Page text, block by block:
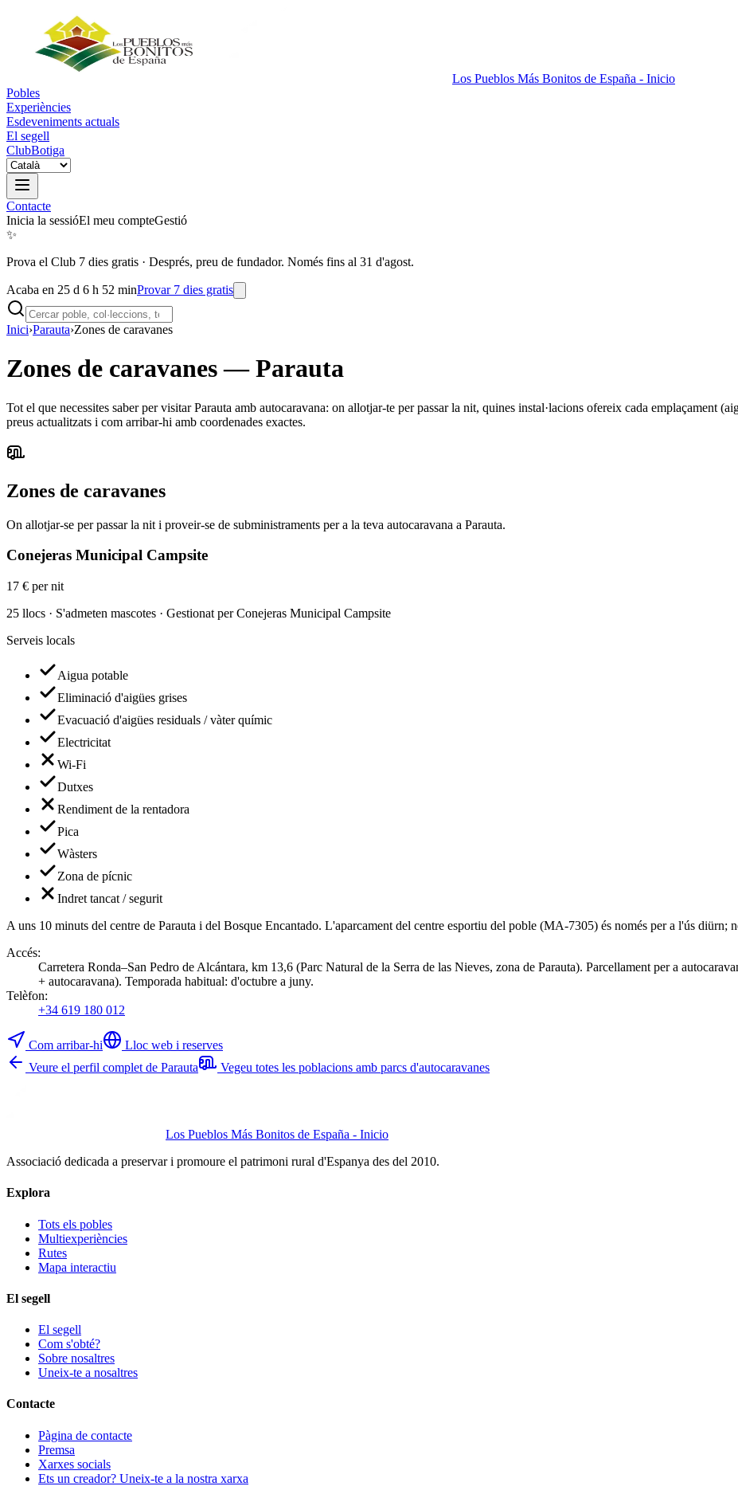
Los Pueblos Más Bonitos de España - Inicio
Pobles
Experiències
Esdeveniments actuals
El segell
ClubBotiga
Contacte
Inicia la sessióEl meu compteGestió
✨
Prova el Club 7 dies gratis · Després, preu de fundador. Només fins al 31 d'agost.
Acaba en 25 d 6 h 52 minProvar 7 dies gratis
Inici›Parauta›Zones de caravanes
Zones de caravanes—Parauta
Tot el que necessites saber per visitar Parauta amb autocaravana: on allotjar-te per passar la nit, quines instal·lacions ofereix cada emplaçament
preus actualitzats i com arribar-hi amb coordenades exactes.
Zones de caravanes
On allotjar-se per passar la nit i proveir-se de subministraments per a la teva autocaravana a Parauta.
Conejeras Municipal Campsite
17 € per nit
25 llocs · S'admeten mascotes · Gestionat per Conejeras Municipal Campsite
Serveis locals
Aigua potable
Eliminació d'aigües grises
Evacuació d'aigües residuals / vàter químic
Electricitat
Wi-Fi
Dutxes
Rendiment de la rentadora
Pica
Wàsters
Zona de pícnic
Indret tancat / segurit
A uns 10 minuts del centre de Parauta i del Bosque Encantado. L'aparcament del centre esportiu del poble (MA-7305) és només per a l'ús diürn;
Accés:
Carretera Ronda–San Pedro de Alcántara, km 13,6 (Parc Natural de la Serra de las Nieves, zona de Parauta). Parcellament per a
+ autocaravana). Temporada habitual: d'octubre a juny.
Telèfon:
+34 619 180 012
Com arribar-hi
Lloc web i reserves
Veure el perfil complet de Parauta
Vegeu totes les poblacions amb parcs d'autocaravanes
Los Pueblos Más Bonitos de España - Inicio
Associació dedicada a preservar i promoure el patrimoni rural d'Espanya des del 2010.
Explora
Tots els pobles
Multiexperiències
Rutes
Mapa interactiu
El segell
El segell
Com s'obté?
Sobre nosaltres
Uneix-te a nosaltres
Contacte
Pàgina de contacte
Premsa
Xarxes socials
Ets un creador? Uneix-te a la nostra xarxa